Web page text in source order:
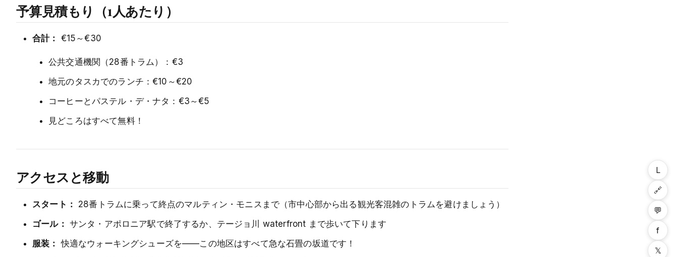
予算見積もり（1人あたり）
合計： €15～€30
公共交通機関（28番トラム）：€3
地元のタスカでのランチ：€10～€20
コーヒーとパステル・デ・ナタ：€3～€5
見どころはすべて無料！
アクセスと移動
スタート： 28番トラムに乗って終点のマルティン・モニスまで（市中心部から出る観光客混雑のトラムを避けましょう）
ゴール： サンタ・アポロニア駅で終了するか、テージョ川 waterfront まで歩いて下ります
服装： 快適なウォーキングシューズを——この地区はすべて急な石畳の坂道です！
L
🔗
💬
f
𝕏